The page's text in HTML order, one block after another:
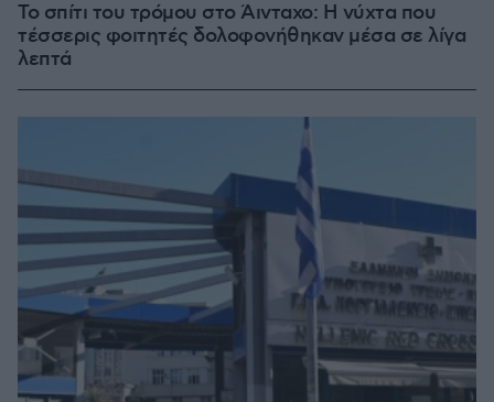
Το σπίτι του τρόμου στο Άινταχο: Η νύχτα που
τέσσερις φοιτητές δολοφονήθηκαν μέσα σε λίγα
λεπτά